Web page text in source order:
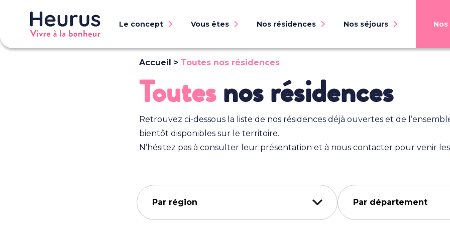
Le concept Vous êtes Nos résidences
Par Ville
Saumur (49)
Trélazé (49)
Nantes (44)
Loctudy (29)
Cherbourg-en-
Cotentin (50)
Guilherand-
Nos séjours
Séjour permanent
Accueil > Toutes nos résidences
Toutesnos résidences
Retrouvez ci-dessous la liste de nos résidences déjà ouvertes et de
bientôt disponibles sur le territoire.
N’hésitez pas à consulter leur présentation et à nous contacter pour venir les